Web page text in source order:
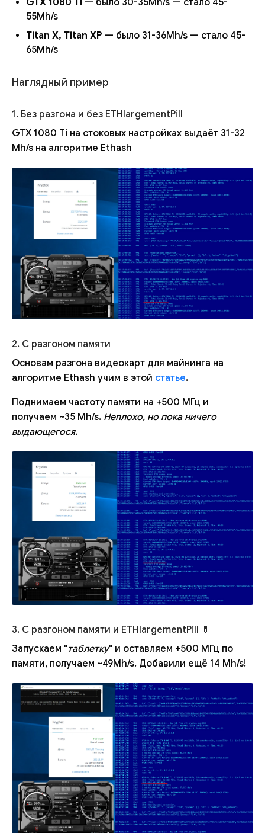
GTX 1080 Ti — было 30-35Mh/s — стало 45-
55Mh/s
Titan X, Titan XP — было 31-36Mh/s — стало 45-
65Mh/s
Наглядный пример
1. Без разгона и без ETHlargementPill
GTX 1080 Ti на стоковых настройках выдаёт 31-32
Mh/s на алгоритме Ethash
2. С разгоном памяти
Основам разгона видеокарт для майнинга на
алгоритме Ethash учим в этой статье.
Поднимаем частоту памяти на +500 МГц и
получаем ~35 Mh/s. Неплохо, но пока ничего
выдающегося.
3. С разгоном памяти и ETHlargementPill 💊
Запускаем "таблетку" и оставляем +500 МГц по
памяти, получаем ~49Mh/s. Добавили ещё 14 Mh/s!